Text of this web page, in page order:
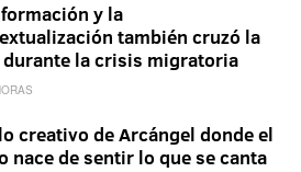
y la
también cruzó la
la crisis migratoria
creativo de Arcángel donde el
nace de sentir lo que se canta